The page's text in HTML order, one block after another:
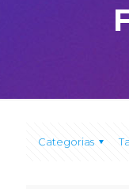
Categorias